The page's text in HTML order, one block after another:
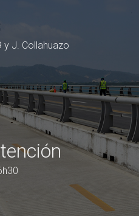
y J. Collahuazo